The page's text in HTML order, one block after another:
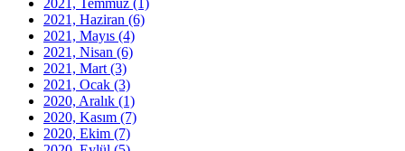
2021, Haziran (6)
2021, Mayıs (4)
2021, Nisan (6)
2021, Mart (3)
2021, Ocak (3)
2020, Aralık (1)
2020, Kasım (7)
2020, Ekim (7)